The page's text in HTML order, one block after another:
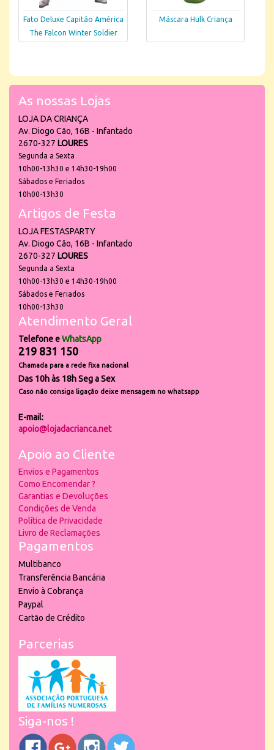
Fato Deluxe Capitão América
The Falcon Winter Soldier
Máscara Hulk Criança
As nossas Lojas
LOJA DA CRIANÇA
Av. Diogo Cão, 16B - Infantado
2670-327 LOURES
Segunda a Sexta
10h00-13h30 e 14h30-19h00
Sábados e Feriados
10h00-13h30
Artigos de Festa
LOJA FESTASPARTY
Av. Diogo Cão, 16B - Infantado
2670-327 LOURES
Segunda a Sexta
10h00-13h30 e 14h30-19h00
Sábados e Feriados
10h00-13h30
Atendimento Geral
Telefone eWhatsApp
219 831 150
Chamada para a rede fixa nacional
Das 10h às 18h Seg a Sex
Caso não consiga ligação deixe mensagem no whatsapp
E-mail:
apoio@lojadacrianca.net
Apoio ao Cliente
Envios e Pagamentos
Como Encomendar ?
Garantias e Devoluções
Condições de Venda
Política de Privacidade
Livro de Reclamações
Pagamentos
Multibanco
Transferência Bancária
Envio à Cobrança
Paypal
Cartão de Crédito
Parcerias
Siga-nos !